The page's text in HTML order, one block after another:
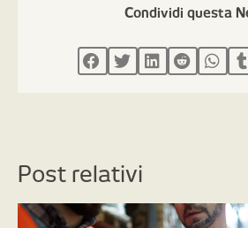
Condividi questa
Post relativi